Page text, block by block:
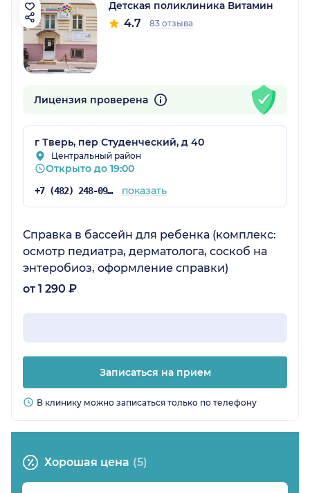
Детская поликлиника Витамин
4.7 83 отзыва
Лицензия проверена
г Тверь, пер Студенческий, д 40
Центральный район
Открыто до 19:00
+7 (482) 248-09-63 показать
Справка в бассейн для ребенка (комплекс:
осмотр педиатра, дерматолога, соскоб на
энтеробиоз, оформление справки)
от 1 290 ₽
Записаться на прием
В клинику можно записаться только по телефону
Хорошая цена (5)